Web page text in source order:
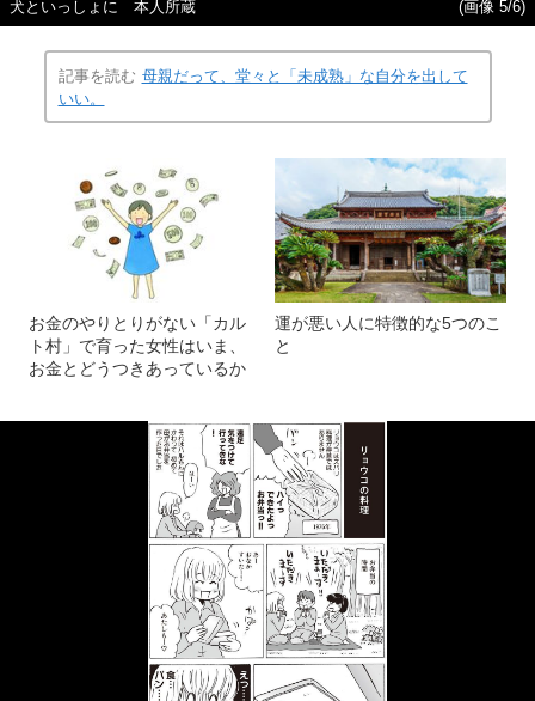
犬といっしょに 本人所蔵 (画像 5/6)
記事を読む 母親だって、堂々と「未成熟」な自分を出して
いい。
お金のやりとりがない「カル
ト村」で育った女性はいま、
お金とどうつきあっているか
運が悪い人に特徴的な5つのこ
と